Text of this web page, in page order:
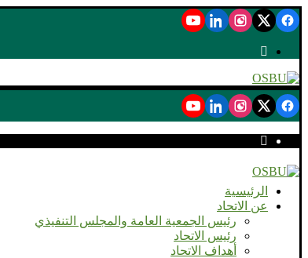
الرئيسية
عن الاتحاد
رئيس الجمعية العامة والمجلس التنفيذي
رئيس الاتحاد
أهداف الاتحاد